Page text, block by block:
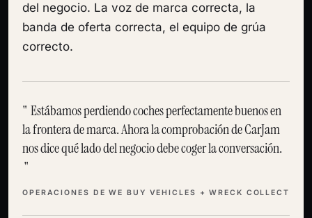
del negocio. La voz de marca correcta, la
banda de oferta correcta, el equipo de grúa
correcto.
Estábamos perdiendo coches perfectamente buenos en
la frontera de marca. Ahora la comprobación de CarJam
nos dice qué lado del negocio debe coger la conversación.
OPERACIONES DE WE BUY VEHICLES + WRECK COLLECT